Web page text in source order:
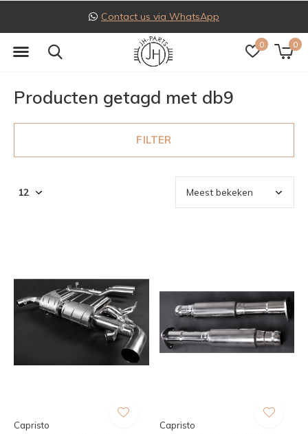
0 0
Contact us via WhatsApp
Producten getagd met db9
FILTER
Capristo Capristo